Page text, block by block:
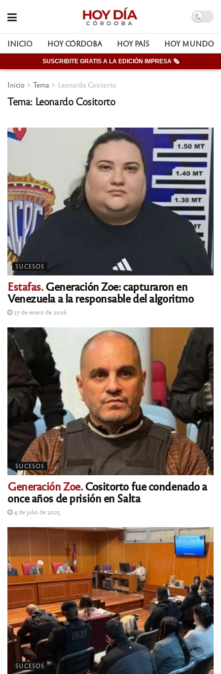
INICIO HOY CÓRDOBA HOY PAÍS HOY MUNDO
SUSCRIBITE GRATIS A LA EDICIÓN IMPRESA 🗞
Inicio Tema Leonardo Cositorto
Tema: Leonardo Cositorto
SUCESOS
Estafas.Generación Zoe: capturaron en
Venezuela a la responsable del algoritmo
27 de enero de 2026
SUCESOS
Generación Zoe.Cositorto fue condenado a
once años de prisión en Salta
4 de julio de 2025
SUCESOS